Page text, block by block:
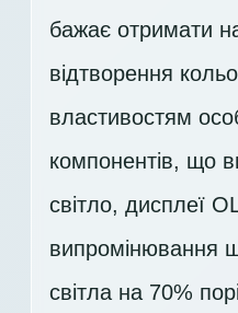
бажає отримати
відтворення
властивостям
компонентів, що
світло, дисплеї
випромінювання
світла на 70%